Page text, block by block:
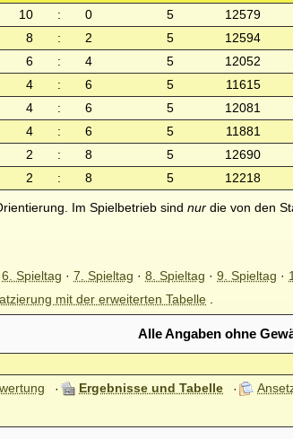
10 : 0 5 12579
8 : 2 5 12594
6 : 4 5 12052
4 : 6 5 11615
4 : 6 5 12081
4 : 6 5 11881
2 : 8 5 12690
2 : 8 5 12218
Im Spielbetrieb sind nur die von den
6. Spieltag · 7. Spieltag · 8. Spieltag · 9. Spieltag ·
mit der erweiterten Tabelle
Alle Angaben ohne
Ergebnisse und Tabelle